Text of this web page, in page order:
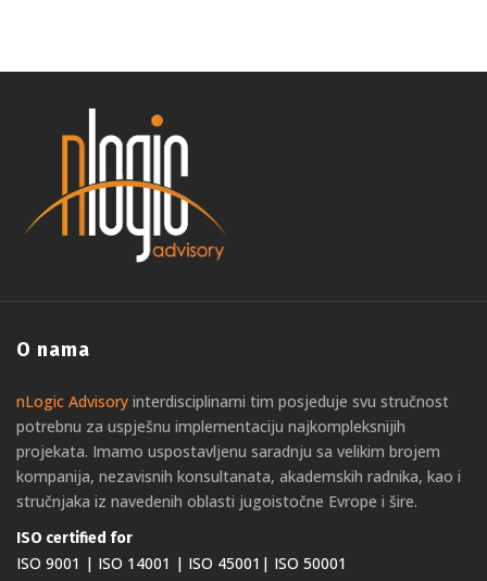
O nama
nLogic Advisory interdisciplinarni tim posjeduje svu stručnost
potrebnu za uspješnu implementaciju najkompleksnijih
projekata. Imamo uspostavljenu saradnju sa velikim brojem
kompanija, nezavisnih konsultanata, akademskih radnika, kao i
stručnjaka iz navedenih oblasti jugoistočne Evrope i šire.
ISO certified for
ISO 9001 | ISO 14001 | ISO 45001| ISO 50001